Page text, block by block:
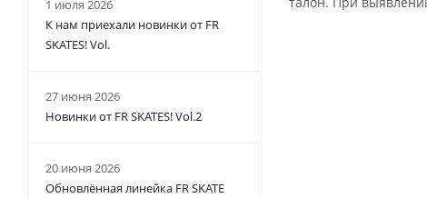
1 июля 2026
К нам приехали новинки от FR
SKATES! Vol.
27 июня 2026
Новинки от FR SKATES! Vol.2
20 июня 2026
Обновлённая линейка FR SKATE